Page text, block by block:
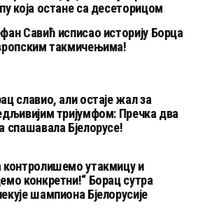
која остане са десеторицом
Савић исписао историју Борца
такмичењима!
славио, али остаје жал за
тријумфом: Пречка два
спашавала Бјелорусе!
контролишемо утакмицу и
конкретни!“ Борац сутра
шампиона Бјелорусије